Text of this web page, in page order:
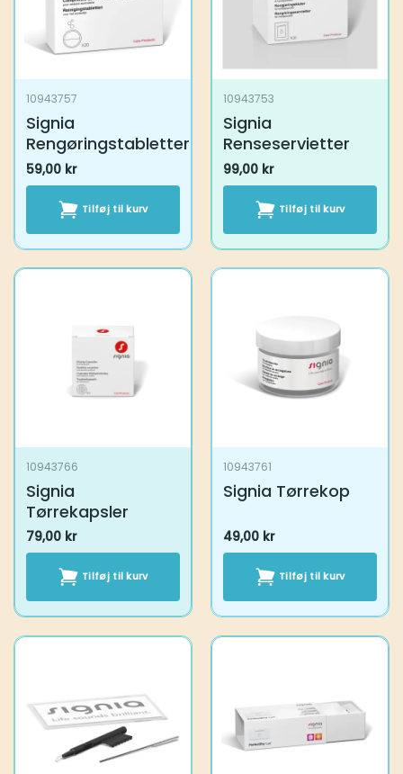
10943757
Signia
Rengøringstabletter
59,00 kr
Tilføj til kurv
10943753
Signia
Renseservietter
99,00 kr
Tilføj til kurv
10943766
Signia
Tørrekapsler
79,00 kr
Tilføj til kurv
10943761
Signia Tørrekop
49,00 kr
Tilføj til kurv